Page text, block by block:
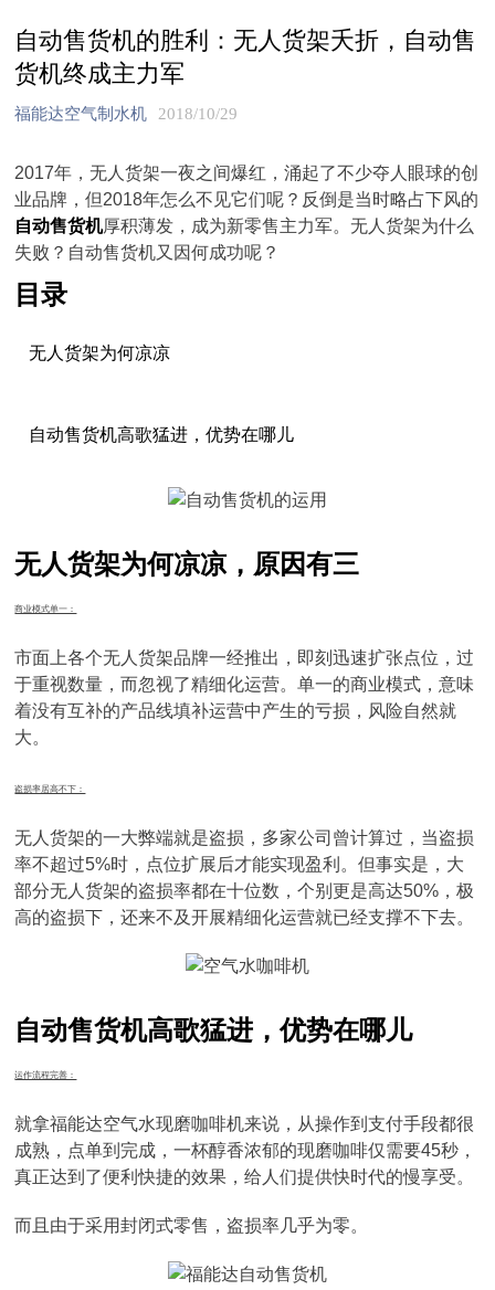
自动售货机的胜利：无人货架夭折，自动售
货机终成主力军
福能达空气制水机 2018/10/29
2017年，无人货架一夜之间爆红，涌起了不少夺人眼球的创
业品牌，但2018年怎么不见它们呢？反倒是当时略占下风的
自动售货机厚积薄发，成为新零售主力军。无人货架为什么
失败？自动售货机又因何成功呢？
目录
无人货架为何凉凉
自动售货机高歌猛进，优势在哪儿
无人货架为何凉凉，原因有三
商业模式单一：
市面上各个无人货架品牌一经推出，即刻迅速扩张点位，过
于重视数量，而忽视了精细化运营。单一的商业模式，意味
着没有互补的产品线填补运营中产生的亏损，风险自然就
大。
盗损率居高不下：
无人货架的一大弊端就是盗损，多家公司曾计算过，当盗损
率不超过5%时，点位扩展后才能实现盈利。但事实是，大
部分无人货架的盗损率都在十位数，个别更是高达50%，极
高的盗损下，还来不及开展精细化运营就已经支撑不下去。
自动售货机高歌猛进，优势在哪儿
运作流程完善：
就拿福能达空气水现磨咖啡机来说，从操作到支付手段都很
成熟，点单到完成，一杯醇香浓郁的现磨咖啡仅需要45秒，
真正达到了便利快捷的效果，给人们提供快时代的慢享受。
而且由于采用封闭式零售，盗损率几乎为零。